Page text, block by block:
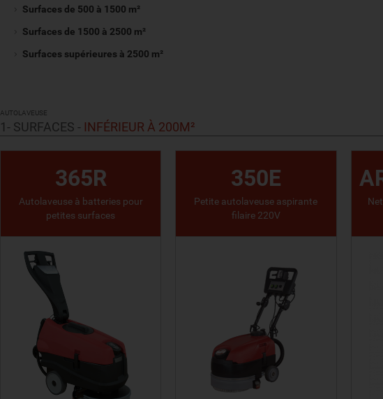
Surfaces de 500 à 1500 m²
Surfaces de 1500 à 2500 m²
Surfaces supérieures à 2500 m²
AUTOLAVEUSE
1- SURFACES - INFÉRIEUR À 200M²
365R
Autolaveuse à batteries pour
petites surfaces
350E
Petite autolaveuse aspirante
filaire 220V